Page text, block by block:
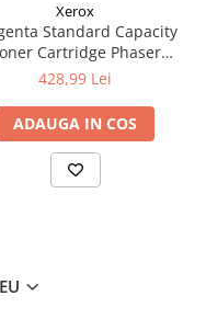
Xerox
Standard Capacity
Cartridge Phaser
6510/WorkCentre 6515
428,99 Lei
ADAUGA IN COS